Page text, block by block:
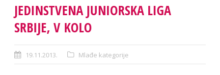
JEDINSTVENA JUNIORSKA LIGA
SRBIJE, V KOLO
19.11.2013. Mlađe kategorije